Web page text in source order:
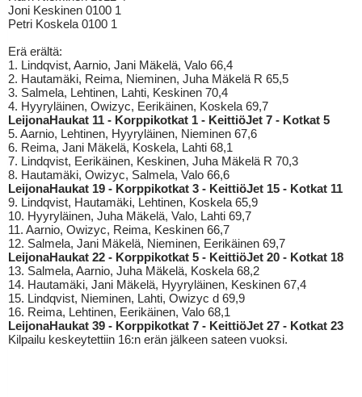
Joni Keskinen 0100 1
Petri Koskela 0100 1
Erä erältä:
1. Lindqvist, Aarnio, Jani Mäkelä, Valo 66,4
2. Hautamäki, Reima, Nieminen, Juha Mäkelä R 65,5
3. Salmela, Lehtinen, Lahti, Keskinen 70,4
4. Hyyryläinen, Owizyc, Eerikäinen, Koskela 69,7
LeijonaHaukat 11 - Korppikotkat 1 - KeittiöJet 7 - Kotkat 5
5. Aarnio, Lehtinen, Hyyryläinen, Nieminen 67,6
6. Reima, Jani Mäkelä, Koskela, Lahti 68,1
7. Lindqvist, Eerikäinen, Keskinen, Juha Mäkelä R 70,3
8. Hautamäki, Owizyc, Salmela, Valo 66,6
LeijonaHaukat 19 - Korppikotkat 3 - KeittiöJet 15 - Kotkat 11
9. Lindqvist, Hautamäki, Lehtinen, Koskela 65,9
10. Hyyryläinen, Juha Mäkelä, Valo, Lahti 69,7
11. Aarnio, Owizyc, Reima, Keskinen 66,7
12. Salmela, Jani Mäkelä, Nieminen, Eerikäinen 69,7
LeijonaHaukat 22 - Korppikotkat 5 - KeittiöJet 20 - Kotkat 18
13. Salmela, Aarnio, Juha Mäkelä, Koskela 68,2
14. Hautamäki, Jani Mäkelä, Hyyryläinen, Keskinen 67,4
15. Lindqvist, Nieminen, Lahti, Owizyc d 69,9
16. Reima, Lehtinen, Eerikäinen, Valo 68,1
LeijonaHaukat 39 - Korppikotkat 7 - KeittiöJet 27 - Kotkat 23
Kilpailu keskeytettiin 16:n erän jälkeen sateen vuoksi.